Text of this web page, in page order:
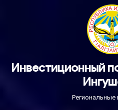
Инвестиционный
Региональные